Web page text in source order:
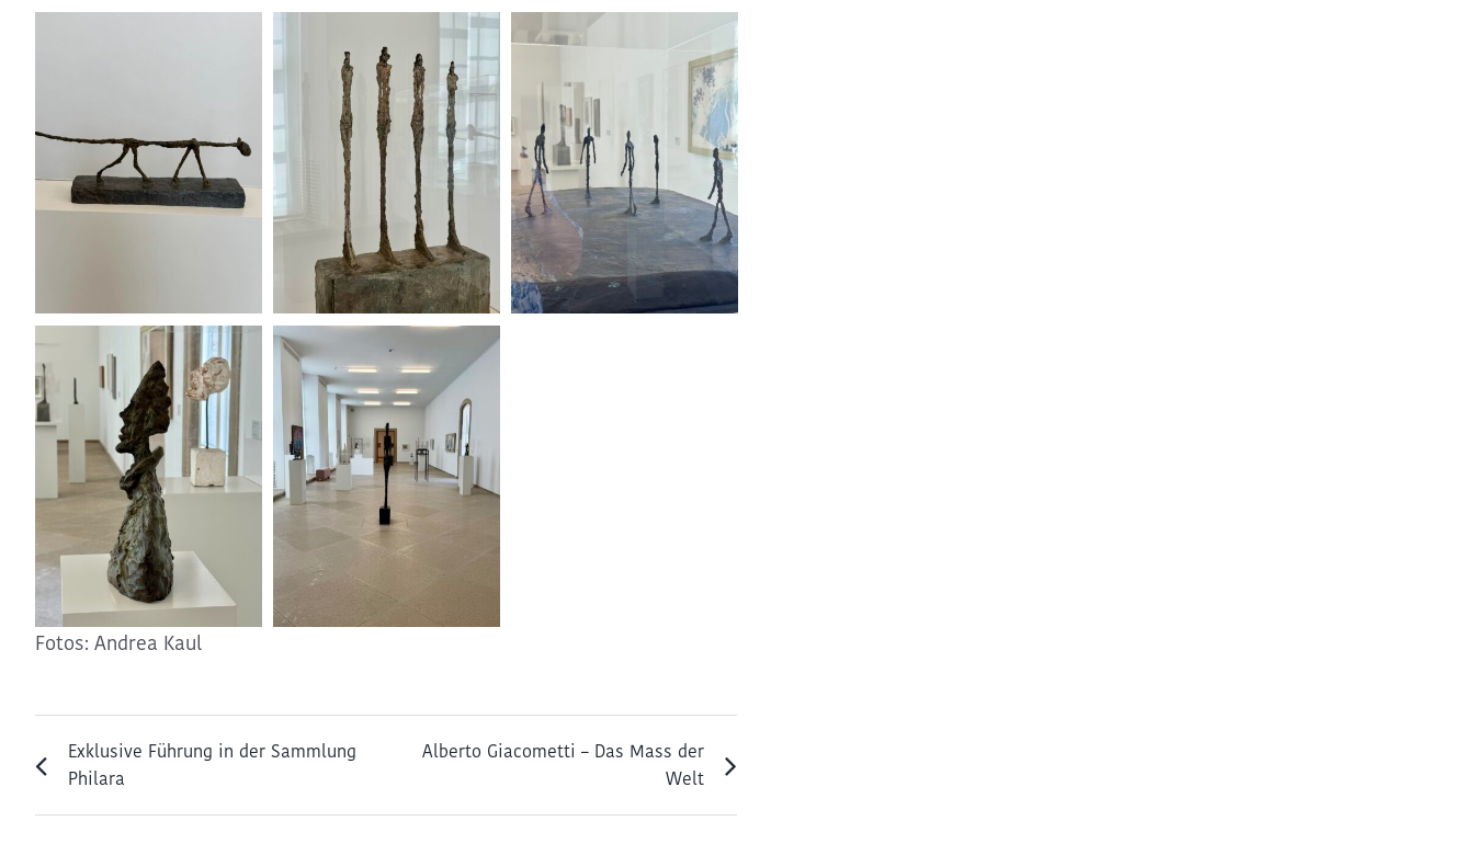
Fotos: Andrea Kaul
Exklusive Führung in der Sammlung
Philara
Alberto Giacometti – Das Mass der
Welt